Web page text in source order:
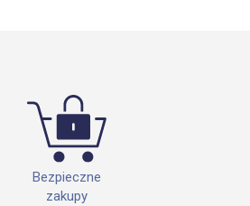
Bezpieczne
zakupy